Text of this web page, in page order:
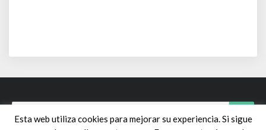
Search
for:
Esta web utiliza cookies para mejorar su experiencia. Si sigue